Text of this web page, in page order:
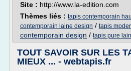
Site : http://www.la-edition.com
Thèmes liés : tapis contemporain
contemporain laine design / tapis
contemporain design / tapis pure
TOUT SAVOIR SUR LES
MIEUX ... - webtapis.fr